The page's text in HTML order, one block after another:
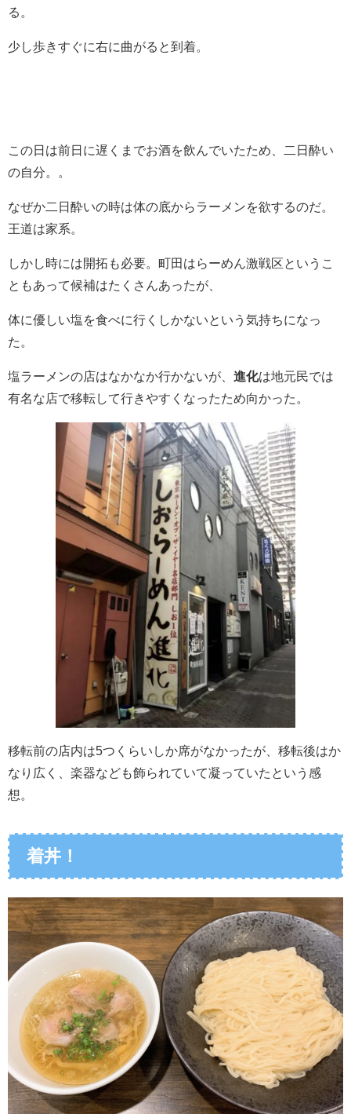
る。
少し歩きすぐに右に曲がると到着。
この日は前日に遅くまでお酒を飲んでいたため、二日酔い
の自分。。
なぜか二日酔いの時は体の底からラーメンを欲するのだ。
王道は家系。
しかし時には開拓も必要。町田はらーめん激戦区というこ
ともあって候補はたくさんあったが、
体に優しい塩を食べに行くしかないという気持ちになっ
た。
塩ラーメンの店はなかなか行かないが、 進化は地元民では
有名な店で移転して行きやすくなったため向かった。
移転前の店内は5つくらいしか席がなかったが、移転後はか
なり広く、楽器なども飾られていて凝っていたという感
想。
着丼！